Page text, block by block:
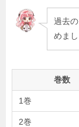
過去
めま
巻数
1巻
2巻